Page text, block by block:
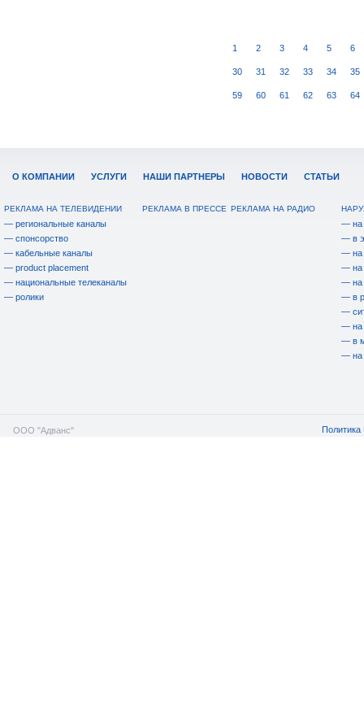
1 2 3 4 5 6
30 31 32 33 34 35
59 60 61 62 63 64
О КОМПАНИИ УСЛУГИ НАШИ ПАРТНЕРЫ НОВОСТИ СТАТЬИ
РЕКЛАМА НА ТЕЛЕВИДЕНИИ
— региональные каналы
— спонсорство
— кабельные каналы
— product placement
— национальные телеканалы
— ролики
РЕКЛАМА В ПРЕССЕ РЕКЛАМА НА РАДИО
— на
— в
— на
— на
— на
— в
—
— на
— в
— на
ООО "Адванс" Политика